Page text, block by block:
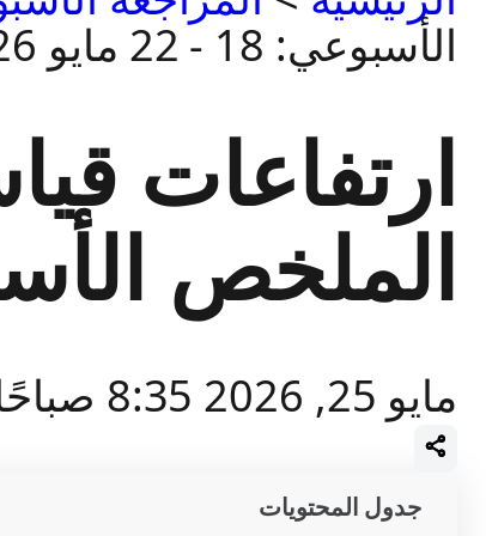
الأسبوعي: 18 - 22 مايو 2026
ارتفاعات
الملخص الأسبوعي: 18 -
مايو 25, 2026 8:35 صباحًا
جدول المحتويات